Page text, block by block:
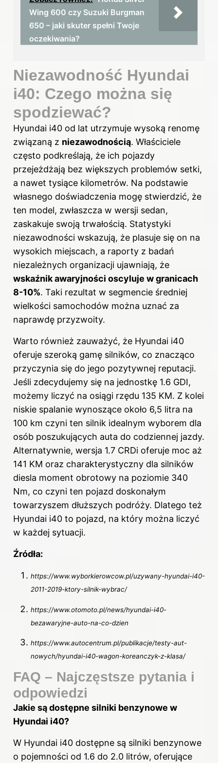
Wing 600 czy Suzuki Burgman
650 – jaki skuter spełni Twoje
oczekiwania?
Niezawodność Hyundai
i40: Czego można się
spodziewać?
Hyundai i40 od lat utrzymuje wysoką renomę
związaną z niezawodnością. Właściciele
często podkreślają, że ich pojazdy
przejeżdżają bez większych problemów setki,
a nawet tysiące kilometrów. Na podstawie
własnego doświadczenia mogę stwierdzić, że
ten model, zwłaszcza w wersji sedan,
zaskakuje swoją trwałością. Statystyki
niezawodności wskazują, że plasuje się on na
wysokich miejscach, a raporty z badań
niezależnych organizacji ujawniają, że
wskaźnik awaryjności oscyluje w granicach
8-10%. Taki rezultat w segmencie średniej
wielkości samochodów można uznać za
naprawdę przyzwoity.
Warto również zauważyć, że Hyundai i40
oferuje szeroką gamę silników, co znacząco
przyczynia się do jego pozytywnej reputacji.
Jeśli zdecydujemy się na jednostkę 1.6 GDI,
możemy liczyć na osiągi rzędu 135 KM. Z kolei
niskie spalanie wynoszące około 6,5 litra na
100 km czyni ten silnik idealnym wyborem dla
osób poszukujących auta do codziennej jazdy.
Alternatywnie, wersja 1.7 CRDi oferuje moc aż
141 KM oraz charakterystyczny dla silników
diesla moment obrotowy na poziomie 340
Nm, co czyni ten pojazd doskonałym
towarzyszem dłuższych podróży. Dlatego też
Hyundai i40 to pojazd, na który można liczyć
w każdej sytuacji.
Źródła:
https://www.wyborkierowcow.pl/uzywany-hyundai-i40-
2011-2019-ktory-silnik-wybrac/
https://www.otomoto.pl/news/hyundai-i40-
bezawaryjne-auto-na-co-dzien
https://www.autocentrum.pl/publikacje/testy-aut-
nowych/hyundai-i40-wagon-koreanczyk-z-klasa/
FAQ – Najczęstsze pytania i
odpowiedzi
Jakie są dostępne silniki benzynowe w
Hyundai i40?
W Hyundai i40 dostępne są silniki benzynowe
o pojemności od 1.6 do 2.0 litrów, oferujące